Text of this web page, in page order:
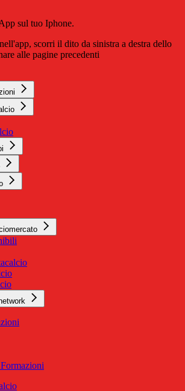
sul tuo Iphone.
scorri il dito da sinistra a destra dello
alle pagine precedenti